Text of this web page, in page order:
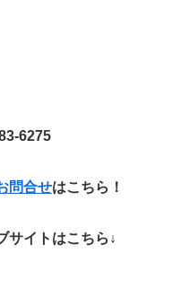
6275
問合せはこちら！
サイトはこちら↓